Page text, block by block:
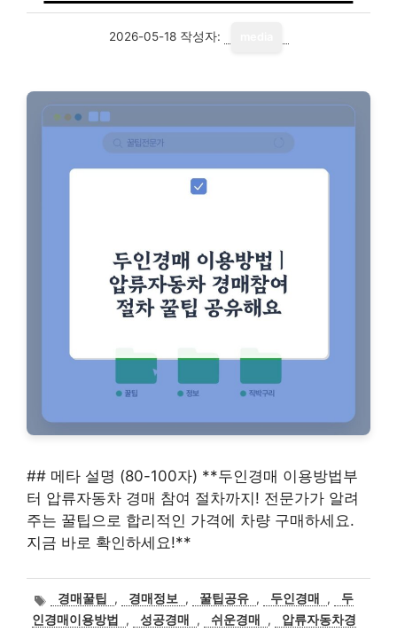
2026-05-18 작성자:
## 메타 설명 (80-100자) **두인경매 이용방법부
터 압류자동차 경매 참여 절차까지! 전문가가 알려
주는 꿀팁으로 합리적인 가격에 차량 구매하세요.
지금 바로 확인하세요!**
태
그
경매꿀팁 , 경매정보 , 꿀팁공유 , 두인경매 ,
두
인경매이용방법
, 성공경매 , 쉬운경매 ,
압류자동차경